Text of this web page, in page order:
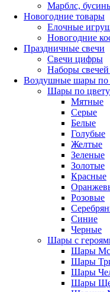
Марблс,
Новогодние товары
Елочные
Новогодние
Праздничные свечи
Свечи цифры
Наборы свечей
Воздушные шары по
Шары по цвету
Мятные
Серые
Белые
Голубые
Желтые
Зеленые
Золотые
Красные
Розовые
Синие
Черные
Шары с
Шары
Шары
Шары
Шары